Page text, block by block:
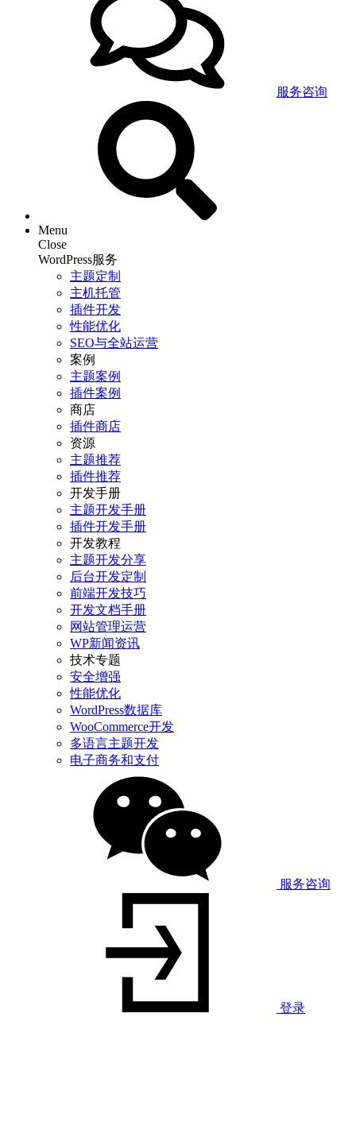
服务咨询
Menu
Close
WordPress服务
主题定制
主机托管
插件开发
性能优化
SEO与全站运营
案例
主题案例
插件案例
商店
插件商店
资源
主题推荐
插件推荐
开发手册
主题开发手册
插件开发手册
开发教程
主题开发分享
后台开发定制
前端开发技巧
开发文档手册
网站管理运营
WP新闻资讯
技术专题
安全增强
性能优化
WordPress数据库
WooCommerce开发
多语言主题开发
电子商务和支付
服务咨询
登录